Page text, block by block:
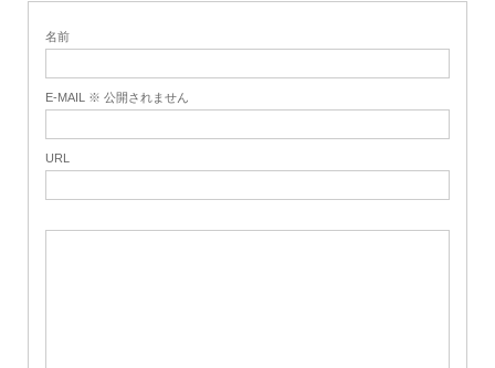
名前
E-MAIL ※ 公開されません
URL